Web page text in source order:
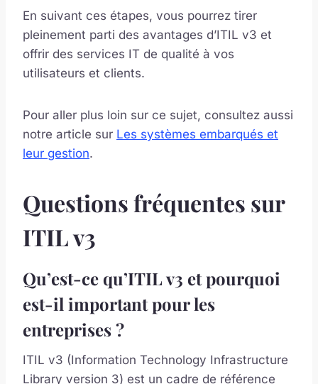
En suivant ces étapes, vous pourrez tirer
pleinement parti des avantages d’ITIL v3 et
offrir des services IT de qualité à vos
utilisateurs et clients.
Pour aller plus loin sur ce sujet, consultez aussi
notre article sur Les systèmes embarqués et
leur gestion.
Questions fréquentes sur
ITIL v3
Qu’est-ce qu’ITIL v3 et pourquoi
est-il important pour les
entreprises ?
ITIL v3 (Information Technology Infrastructure
Library version 3) est un cadre de référence